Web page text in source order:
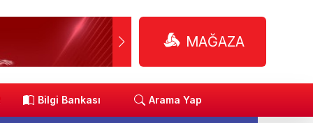
MAĞAZA
Bilgi Bankası Arama Yap